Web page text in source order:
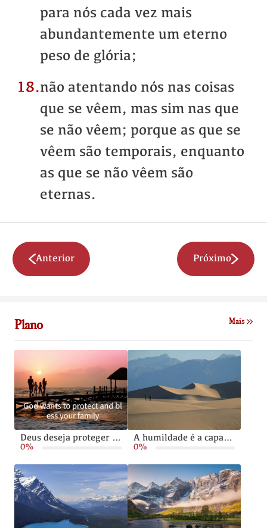
para nós cada vez mais
abundantemente um eterno
peso de glória;
18.não atentando nós nas coisas
que se vêem, mas sim nas que
se não vêem; porque as que se
vêem são temporais, enquanto
as que se não vêem são
eternas.
Anterior Próximo
Plano Mais
Deus deseja proteger e abençoar sua família
0%
A humildade é a capacidade de viver sem orgulho ou arrogância
0%